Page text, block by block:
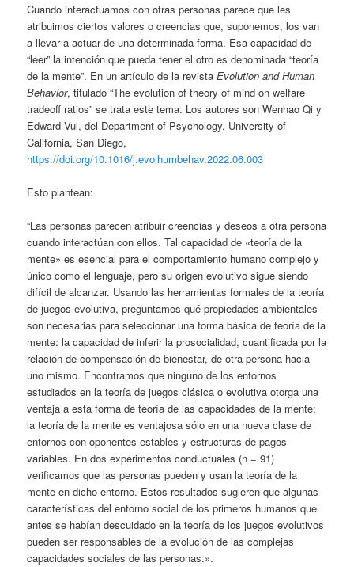
Cuando interactuamos con otras personas parece que les
atribuimos ciertos valores o creencias que, suponemos, los van
a llevar a actuar de una determinada forma. Esa capacidad de
“leer” la intención que pueda tener el otro es denominada “teoría
de la mente”. En un artículo de la revistaEvolution and Human
Behavior, titulado “The evolution of theory of mind on welfare
tradeoff ratios” se trata este tema. Los autores son Wenhao Qi y
Edward Vul, del Department of Psychology, University of
California, San Diego,
https://doi.org/10.1016/j.evolhumbehav.2022.06.003
Esto plantean:
“Las personas parecen atribuir creencias y deseos a otra persona
cuando interactúan con ellos. Tal capacidad de «teoría de la
mente» es esencial para el comportamiento humano complejo y
único como el lenguaje, pero su origen evolutivo sigue siendo
difícil de alcanzar. Usando las herramientas formales de la teoría
de juegos evolutiva, preguntamos qué propiedades ambientales
son necesarias para seleccionar una forma básica de teoría de la
mente: la capacidad de inferir la prosocialidad, cuantificada por la
relación de compensación de bienestar, de otra persona hacia
uno mismo. Encontramos que ninguno de los entornos
estudiados en la teoría de juegos clásica o evolutiva otorga una
ventaja a esta forma de teoría de las capacidades de la mente;
la teoría de la mente es ventajosa sólo en una nueva clase de
entornos con oponentes estables y estructuras de pagos
variables. En dos experimentos conductuales (n = 91)
verificamos que las personas pueden y usan la teoría de la
mente en dicho entorno. Estos resultados sugieren que algunas
características del entorno social de los primeros humanos que
antes se habían descuidado en la teoría de los juegos evolutivos
pueden ser responsables de la evolución de las complejas
capacidades sociales de las personas.».